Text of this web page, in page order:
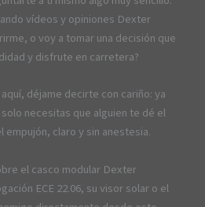
vídeos y opiniones Dexter
o voy a tomar una decisión que
y disfrute en carretera?
déjame decirte con cariño: ya
necesitas que alguien te dé el
empujón, claro y sin anestesia.
el casco modular Dexter
ECE 22.06, su visor solar o el